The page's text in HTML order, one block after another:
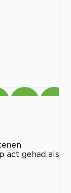
act gehad als